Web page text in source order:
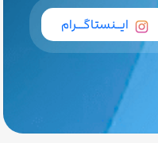
ایــنستاگـــرام